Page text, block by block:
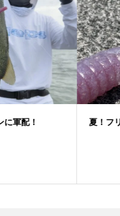
夏！フリーリグゲーム